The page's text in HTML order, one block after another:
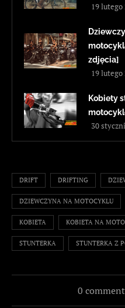
19 lutego
zdjęcia]
19 lutego
Kobiety
30
DRIFT DRIFTING
DZIEWCZYNA NA MOTOCYKLU
KOBIETA KOBIETA NA
STUNTERKA STUNTERKA Z
0